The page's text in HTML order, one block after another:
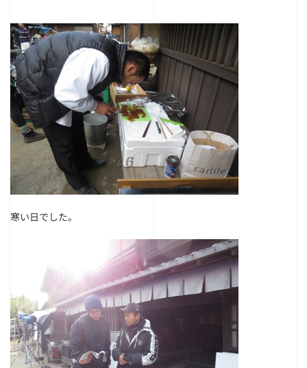
寒い日でした。